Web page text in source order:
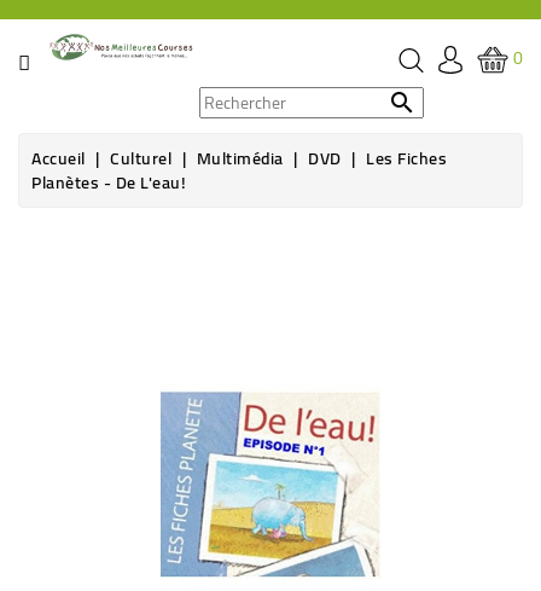
CATÉGORIE
ÉPICERIE
0

Accueil Culturel Multimédia DVD Les Fiches
Planètes - De L'eau!